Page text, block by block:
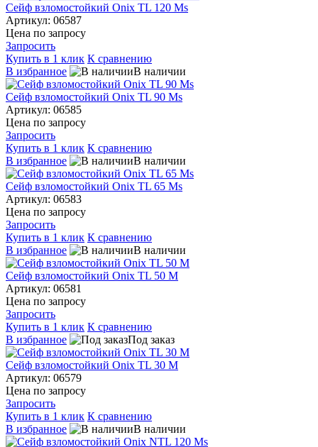
Сейф взломостойкий Onix TL 120 Ms
Артикул: 06587
Цена по запросу
Запросить
Купить в 1 клик К сравнению
В избранное
В наличии
Сейф взломостойкий Onix TL 90 Ms
Артикул: 06585
Цена по запросу
Запросить
Купить в 1 клик К сравнению
В избранное
В наличии
Сейф взломостойкий Onix TL 65 Ms
Артикул: 06583
Цена по запросу
Запросить
Купить в 1 клик К сравнению
В избранное
В наличии
Сейф взломостойкий Onix TL 50 M
Артикул: 06581
Цена по запросу
Запросить
Купить в 1 клик К сравнению
В избранное
Под заказ
Сейф взломостойкий Onix TL 30 M
Артикул: 06579
Цена по запросу
Запросить
Купить в 1 клик К сравнению
В избранное
В наличии